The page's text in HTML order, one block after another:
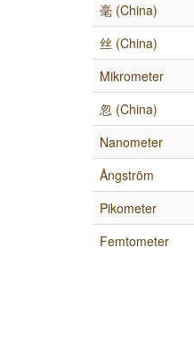
毫 (China)
丝 (China)
Mikrometer
忽 (China)
Nanometer
Ångström
Pikometer
Femtometer